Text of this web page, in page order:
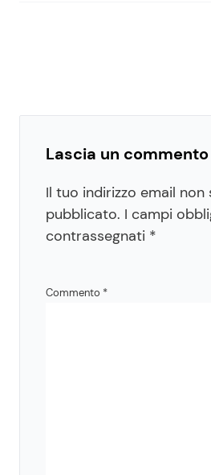
Lascia un commento
Il tuo indirizzo email non
pubblicato. I campi
contrassegnati *
Commento *